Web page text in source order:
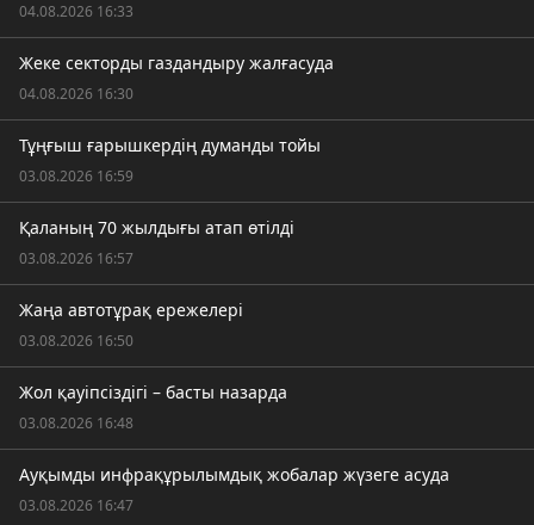
04.08.2026 16:33
Жеке секторды газдандыру жалғасуда
04.08.2026 16:30
Тұңғыш ғарышкердің думанды тойы
03.08.2026 16:59
Қаланың 70 жылдығы атап өтілді
03.08.2026 16:57
Жаңа автотұрақ ережелері
03.08.2026 16:50
Жол қауіпсіздігі – басты назарда
03.08.2026 16:48
Ауқымды инфрақұрылымдық жобалар жүзеге асуда
03.08.2026 16:47